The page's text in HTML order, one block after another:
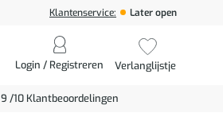
Klantenservice: Later open
Login / Registreren Verlanglijstje
9 /10 Klantbeoordelingen